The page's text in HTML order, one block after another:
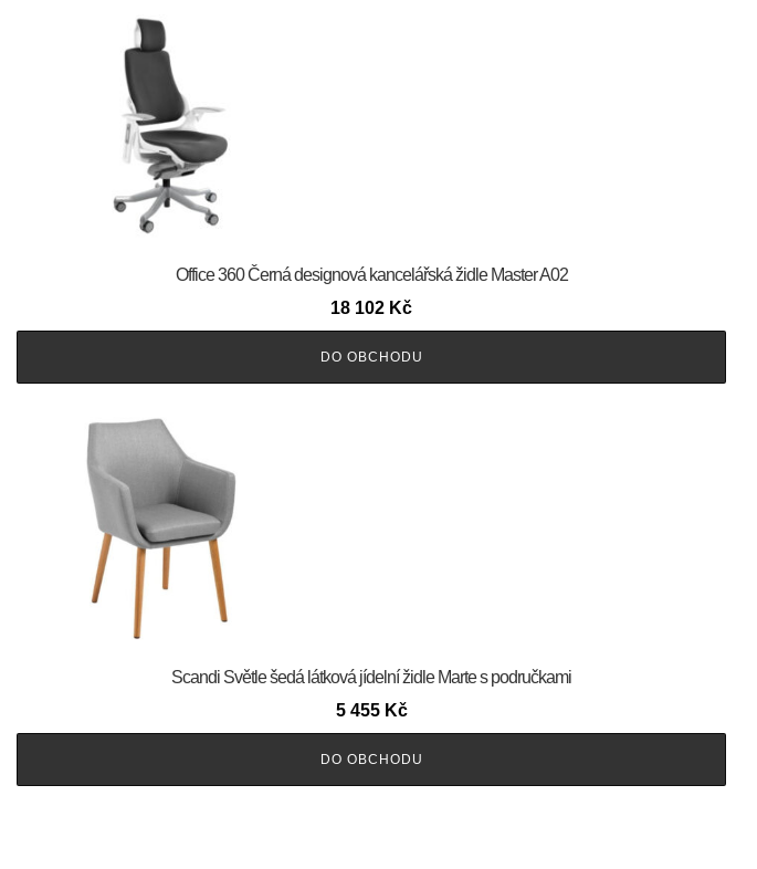
Office 360 Černá designová kancelářská židle Master A02
18 102 Kč
DO OBCHODU
Scandi Světle šedá látková jídelní židle Marte s područkami
5 455 Kč
DO OBCHODU